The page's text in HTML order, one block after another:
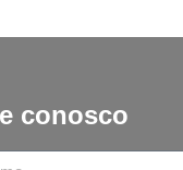
conosco